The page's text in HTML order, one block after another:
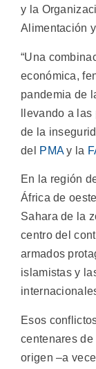
y la
Alimentación
“Una
económica,
pandemia de
llevando a
de la
del
PMAy la
En la región
África de
Sahara de la
centro del
armados
islamistas y
Esos
centenares
origen –a